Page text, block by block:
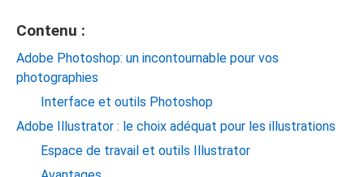
Contenu :
Adobe Photoshop: un incontournable pour vos
photographies
Interface et outils Photoshop
Adobe Illustrator : le choix adéquat pour les illustrations
Espace de travail et outils Illustrator